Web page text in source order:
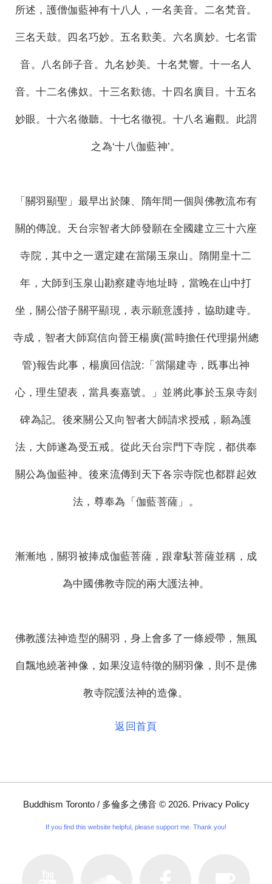
所述，護僧伽藍神有十八人，一名美音。二名梵音。
三名天鼓。四名巧妙。五名歎美。六名廣妙。七名雷
音。八名師子音。九名妙美。十名梵響。十一名人
音。十二名佛奴。十三名歎德。十四名廣目。十五名
妙眼。十六名徹聽。十七名徹視。十八名遍觀。此謂
之為‘十八伽藍神’。
「關羽顯聖」最早出於陳、隋年間一個與佛教流布有
關的傳說。天台宗智者大師發願在全國建立三十六座
寺院，其中之一選定建在當陽玉泉山。隋開皇十二
年，大師到玉泉山勘察建寺地址時，當晚在山中打
坐，關公偕子關平顯現，表示願意護持，協助建寺。
寺成，智者大師寫信向晉王楊廣(當時擔任代理揚州總
管)報告此事，楊廣回信說:「當陽建寺，既事出神
心，理生望表，當具奏嘉號。」並將此事於玉泉寺刻
碑為記。後來關公又向智者大師請求授戒，願為護
法，大師遂為受五戒。從此天台宗門下寺院，都供奉
關公為伽藍神。後來流傳到天下各宗寺院也都群起效
法，尊奉為「伽藍菩薩」。
漸漸地，關羽被捧成伽藍菩薩，跟韋馱菩薩並稱，成
為中國佛教寺院的兩大護法神。
佛教護法神造型的關羽，身上會多了一條綬帶，無風
自飄地繞著神像，如果沒這特徵的關羽像，則不是佛
教寺院護法神的造像。
返回首頁
Buddhism Toronto / 多倫多之佛音© 2026. Privacy Policy
If you find this website helpful, please support me. Thank you!